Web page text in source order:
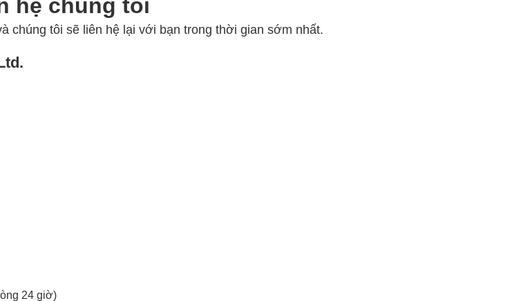
hệ chúng tôi
chúng tôi sẽ liên hệ lại với bạn trong thời gian sớm nhất.
24 giờ)